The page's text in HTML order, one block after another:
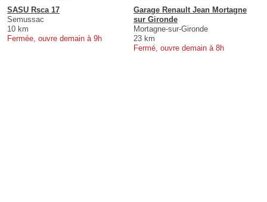
SASU Rsca 17
Semussac
10 km
Fermée, ouvre demain à 9h
Garage Renault Jean Mortagne
sur Gironde
Mortagne-sur-Gironde
23 km
Fermé, ouvre demain à 8h